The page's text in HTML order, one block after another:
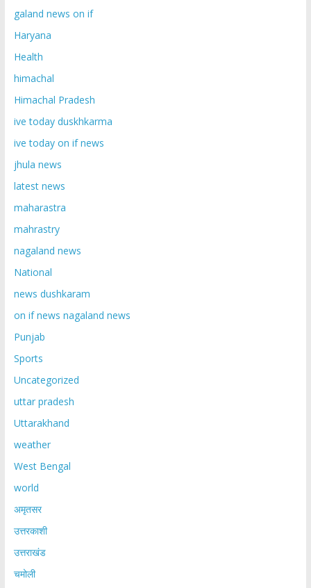
galand news on if
Haryana
Health
himachal
Himachal Pradesh
ive today duskhkarma
ive today on if news
jhula news
latest news
maharastra
mahrastry
nagaland news
National
news dushkaram
on if news nagaland news
Punjab
Sports
Uncategorized
uttar pradesh
Uttarakhand
weather
West Bengal
world
अमृतसर
उत्तरकाशी
उत्तराखंड
चमोली